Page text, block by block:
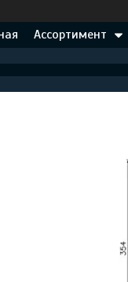
Ассортимент